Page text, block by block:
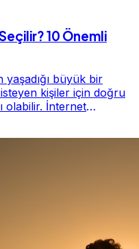
10 Önemli
yaşadığı büyük bir
kişiler için doğru
olabilir. İnternet